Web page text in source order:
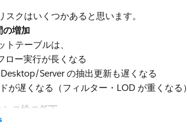
スクはいくつかあると思います。
の増加
トテーブルは、
ロー実行が長くなる
Server の抽出更新も遅くなる
が遅くなる（フィルター・LOD が重くなる）
ンス性の低下
データを 1 テーブルに入れていると、